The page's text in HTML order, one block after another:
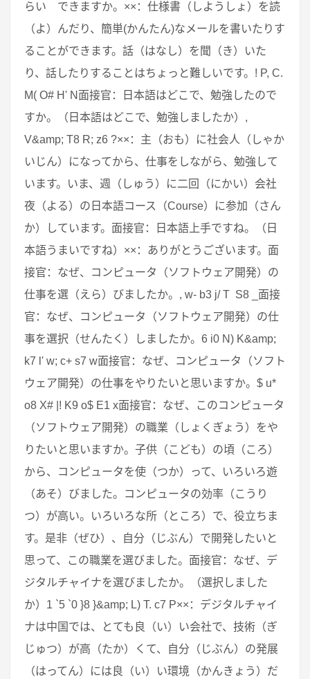
らい できますか。××：仕様書（しようしょ）を読
（よ）んだり、簡単(かんたん)なメールを書いたりす
ることができます。話（はなし）を聞（き）いた
り、話したりすることはちょっと難しいです。! P, C.
M( O# H' N面接官：日本語はどこで、勉強したので
すか。（日本語はどこで、勉強しましたか）,
V&amp; T8 R; z6 ?××：主（おも）に社会人（しゃか
いじん）になってから、仕事をしながら、勉強して
います。いま、週（しゅう）に二回（にかい）会社
夜（よる）の日本語コース（Course）に参加（さん
か）しています。面接官：日本語上手ですね。（日
本語うまいですね）××：ありがとうございます。面
接官：なぜ、コンピュータ（ソフトウェア開発）の
仕事を選（えら）びましたか。, w- b3 j/ T S8 _面接
官：なぜ、コンピュータ（ソフトウェア開発）の仕
事を選択（せんたく）しましたか。6 i0 N) K&amp;
k7 l' w; c+ s7 w面接官：なぜ、コンピュータ（ソフト
ウェア開発）の仕事をやりたいと思いますか。$ u*
o8 X# |! K9 o$ E1 x面接官：なぜ、このコンピュータ
（ソフトウェア開発）の職業（しょくぎょう）をや
りたいと思いますか。子供（こども）の頃（ころ）
から、コンピュータを使（つか）って、いろいろ遊
（あそ）びました。コンピュータの効率（こうり
つ）が高い。いろいろな所（ところ）で、役立ちま
す。是非（ぜひ）、自分（じぶん）で開発したいと
思って、この職業を選びました。面接官：なぜ、デ
ジタルチャイナを選びましたか。（選択しました
か）1 `5 `0 }8 }&amp; L) T. c7 P××：デジタルチャイ
ナは中国では、とても良（い）い会社で、技術（ぎ
じゅつ）が高（たか）くて、自分（じぶん）の発展
（はってん）には良（い）い環境（かんきょう）だ